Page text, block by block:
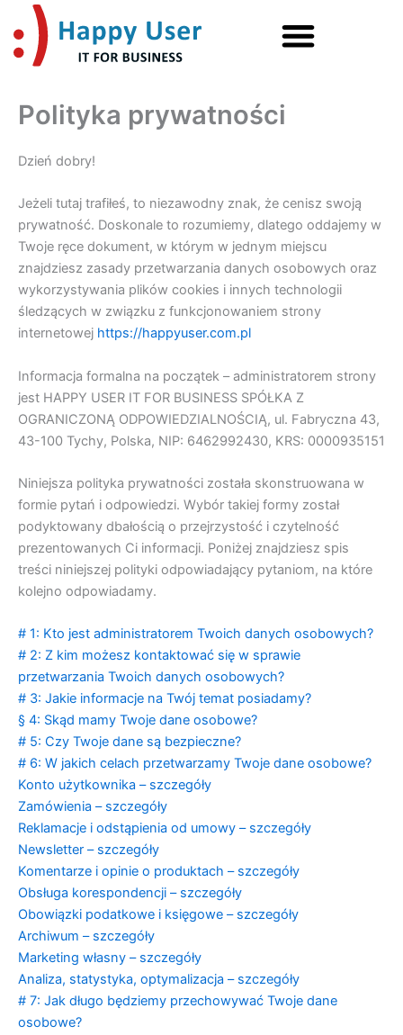
Przejdź
do
treści
Polityka prywatności
Dzień dobry!
Jeżeli tutaj trafiłeś, to niezawodny znak, że cenisz swoją
prywatność. Doskonale to rozumiemy, dlatego oddajemy w
Twoje ręce dokument, w którym w jednym miejscu
znajdziesz zasady przetwarzania danych osobowych oraz
wykorzystywania plików cookies i innych technologii
śledzących w związku z funkcjonowaniem strony
internetowej https://happyuser.com.pl
Informacja formalna na początek – administratorem strony
jest HAPPY USER IT FOR BUSINESS SPÓŁKA Z
OGRANICZONĄ ODPOWIEDZIALNOŚCIĄ, ul. Fabryczna 43,
43-100 Tychy, Polska, NIP: 6462992430, KRS: 0000935151
Niniejsza polityka prywatności została skonstruowana w
formie pytań i odpowiedzi. Wybór takiej formy został
podyktowany dbałością o przejrzystość i czytelność
prezentowanych Ci informacji. Poniżej znajdziesz spis
treści niniejszej polityki odpowiadający pytaniom, na które
kolejno odpowiadamy.
# 1: Kto jest administratorem Twoich danych osobowych?
# 2: Z kim możesz kontaktować się w sprawie
przetwarzania Twoich danych osobowych?
# 3: Jakie informacje na Twój temat posiadamy?
§ 4: Skąd mamy Twoje dane osobowe?
# 5: Czy Twoje dane są bezpieczne?
# 6: W jakich celach przetwarzamy Twoje dane osobowe?
Konto użytkownika – szczegóły
Zamówienia – szczegóły
Reklamacje i odstąpienia od umowy – szczegóły
Newsletter – szczegóły
Komentarze i opinie o produktach – szczegóły
Obsługa korespondencji – szczegóły
Obowiązki podatkowe i księgowe – szczegóły
Archiwum – szczegóły
Marketing własny – szczegóły
Analiza, statystyka, optymalizacja – szczegóły
# 7: Jak długo będziemy przechowywać Twoje dane
osobowe?